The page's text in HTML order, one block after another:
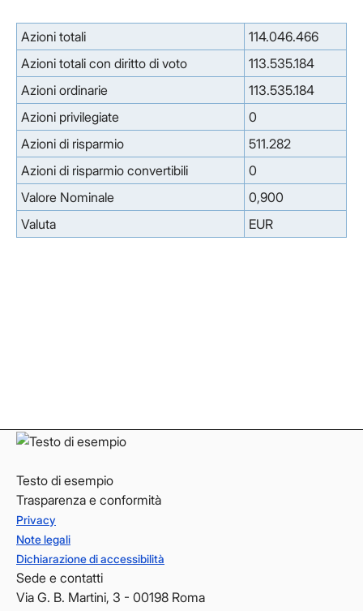
Azioni totali
114.046.466
Azioni totali con diritto di voto
113.535.184
Azioni ordinarie
113.535.184
Azioni privilegiate
0
Azioni di risparmio
511.282
Azioni di risparmio convertibili
0
Valore Nominale
0,900
Valuta
EUR
Testo di esempio
Trasparenza e conformità
Privacy
Note legali
Dichiarazione di accessibilità
Sede e contatti
Via G. B. Martini, 3 - 00198 Roma